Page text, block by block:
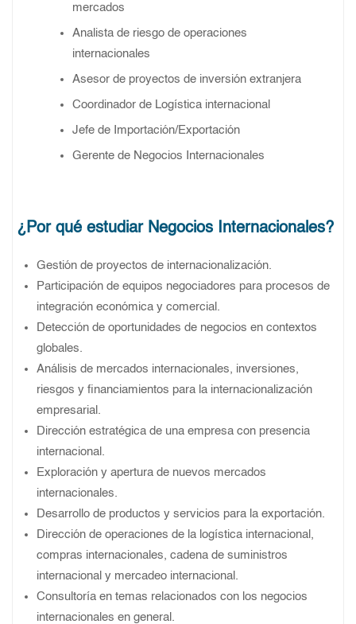
mercados
Analista de riesgo de operaciones
internacionales
Asesor de proyectos de inversión extranjera
Coordinador de Logística internacional
Jefe de Importación/Exportación
Gerente de Negocios Internacionales
¿Por qué estudiar Negocios Internacionales?
Gestión de proyectos de internacionalización.
Participación de equipos negociadores para procesos de
integración económica y comercial.
Detección de oportunidades de negocios en contextos
globales.
Análisis de mercados internacionales, inversiones,
riesgos y financiamientos para la internacionalización
empresarial.
Dirección estratégica de una empresa con presencia
internacional.
Exploración y apertura de nuevos mercados
internacionales.
Desarrollo de productos y servicios para la exportación.
Dirección de operaciones de la logística internacional,
compras internacionales, cadena de suministros
internacional y mercadeo internacional.
Consultoría en temas relacionados con los negocios
internacionales en general.